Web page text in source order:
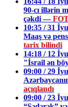
90-cı illərin
çəkdi —
10:35 / 31
Maaş və
tarix bilindi
14:18 / 12
"İsrail ən
09:00 / 29
açıqlandı
09:00 / 23